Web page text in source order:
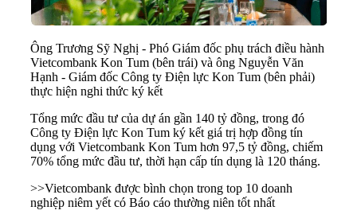
Ông Trương Sỹ Nghị - Phó Giám đốc phụ trách điều hành
Vietcombank Kon Tum (bên trái) và ông Nguyễn Văn
Hạnh - Giám đốc Công ty Điện lực Kon Tum (bên phải)
thực hiện nghi thức ký kết
Tổng mức đầu tư của dự án gần 140 tỷ đồng, trong đó
Công ty Điện lực Kon Tum ký kết giá trị hợp đồng tín
dụng với Vietcombank Kon Tum hơn 97,5 tỷ đồng, chiếm
70% tổng mức đầu tư, thời hạn cấp tín dụng là 120 tháng.
>>Vietcombank được bình chọn trong top 10 doanh
nghiệp niêm yết có Báo cáo thường niên tốt nhất